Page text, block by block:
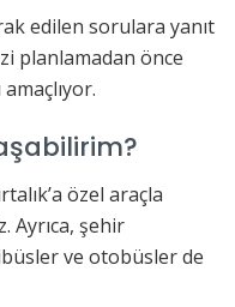
edilen sorulara yanıt
planlamadan önce
özel araçla
Ayrıca, şehir
ve otobüsler de